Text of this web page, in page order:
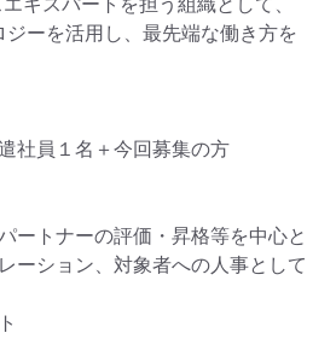
ーを活用し、最先端な働き方を
社員１名＋今回募集の方
ートナーの評価・昇格等を中心と
ーション、対象者への人事として